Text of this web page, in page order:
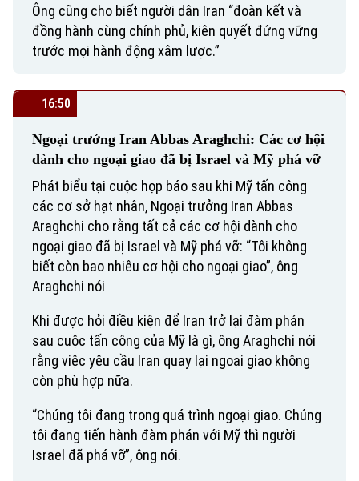
Âm nhạc
Ông cũng cho biết người dân Iran “đoàn kết và
đồng hành cùng chính phủ, kiên quyết đứng vững
trước mọi hành động xâm lược.”
16:50
Ngoại trưởng Iran Abbas Araghchi: Các cơ hội
dành cho ngoại giao đã bị Israel và Mỹ phá vỡ
Phát biểu tại cuộc họp báo sau khi Mỹ tấn công
các cơ sở hạt nhân, Ngoại trưởng Iran Abbas
Araghchi cho rằng tất cả các cơ hội dành cho
ngoại giao đã bị Israel và Mỹ phá vỡ: “Tôi không
biết còn bao nhiêu cơ hội cho ngoại giao”, ông
Araghchi nói
Khi được hỏi điều kiện để Iran trở lại đàm phán
sau cuộc tấn công của Mỹ là gì, ông Araghchi nói
rằng việc yêu cầu Iran quay lại ngoại giao không
còn phù hợp nữa.
“Chúng tôi đang trong quá trình ngoại giao. Chúng
tôi đang tiến hành đàm phán với Mỹ thì người
Israel đã phá vỡ”, ông nói.